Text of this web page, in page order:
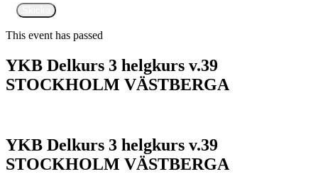
This event has passed
YKB Delkurs 3 helgkurs v.39
STOCKHOLM VÄSTBERGA
YKB Delkurs 3 helgkurs v.39
STOCKHOLM VÄSTBERGA